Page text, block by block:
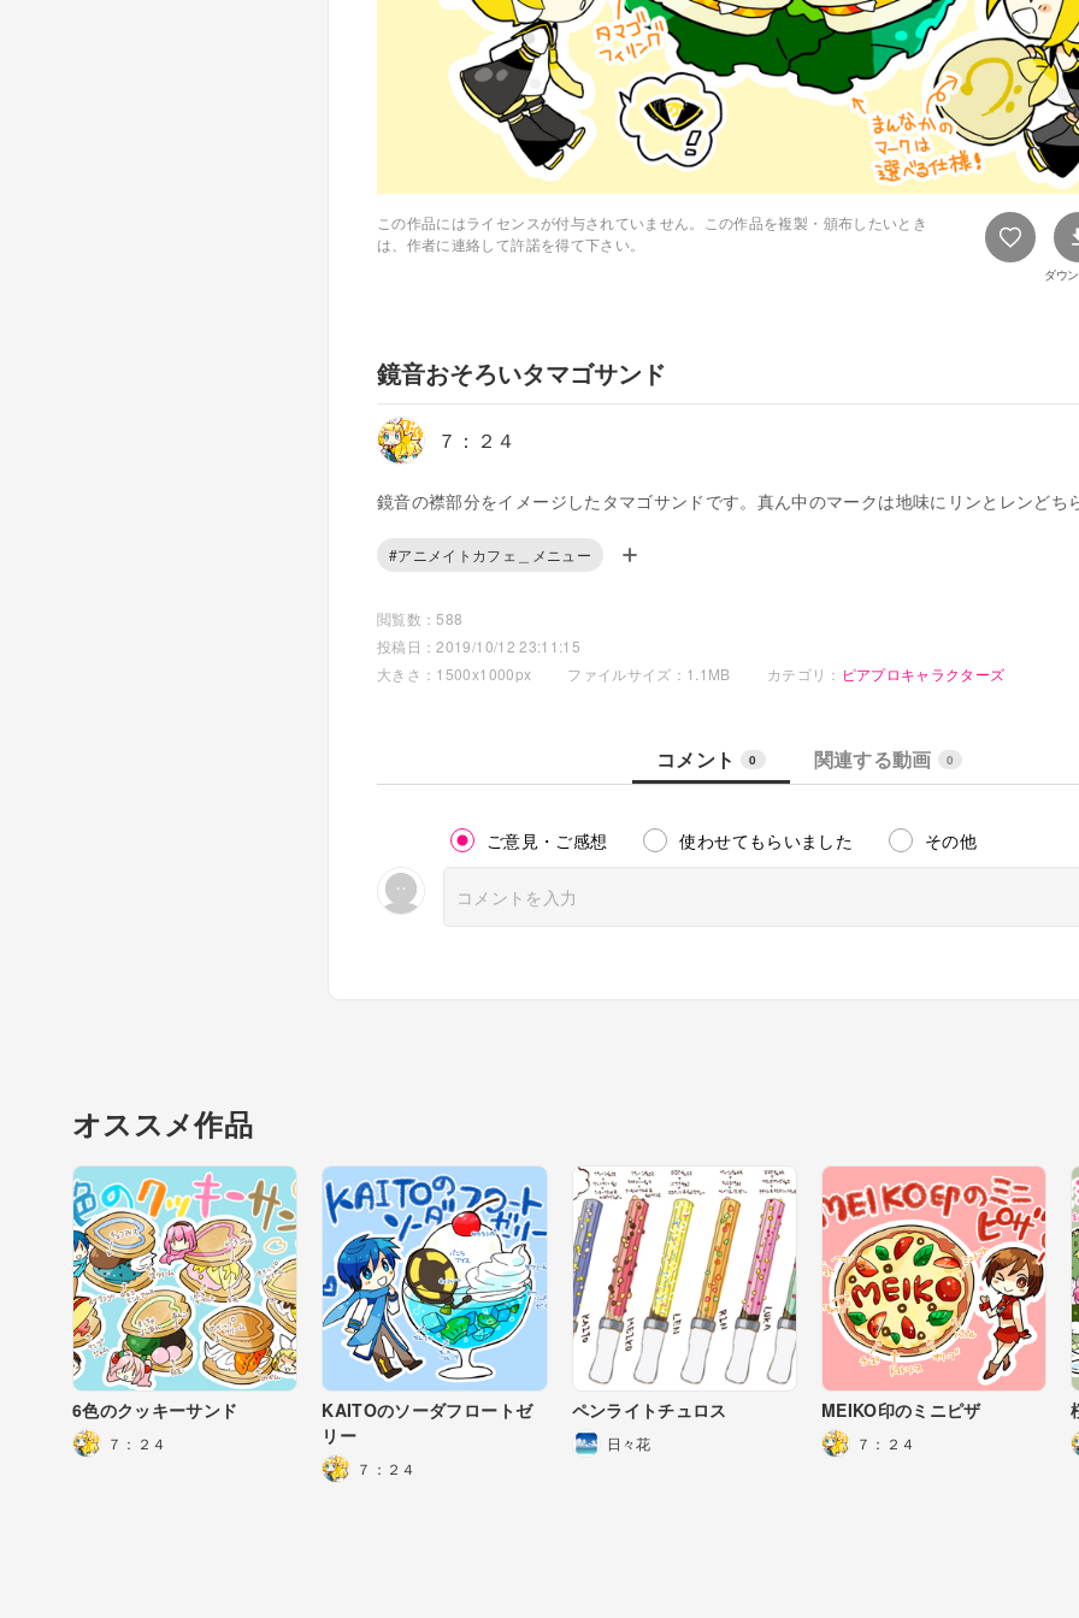
この作品にはライセンスが付与されていません。この作品を複製・頒布したいとき
は、作者に連絡して許諾を得て下さい。
ダウ
鏡音おそろいタマゴサンド
７：２４
鏡音の襟部分をイメージしたタマゴサンドです。真ん中のマークは地味にリンとレンどち
#アニメイトカフェ＿メニュー
閲覧数：588
投稿日：2019/10/12 23:11:15
大きさ：1500x1000px
ファイルサイズ：1.1MB カテゴリ： ピアプロキャラクターズ
コメント 0 関連する動画 0
ご意見・ご感想 使わせてもらいました その他
オススメ作品
6色のクッキーサンド
７：２４
KAITOのソーダフロートゼ
リー
７：２４
ペンライトチュロス
日々花
MEIKO印のミニピザ
７：２４